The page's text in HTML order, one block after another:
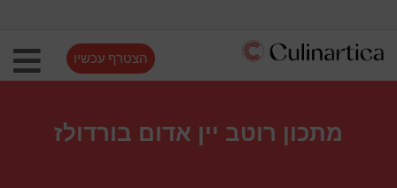
הצטרף עכשיו
מתכון רוטב יין אדום בורדולז